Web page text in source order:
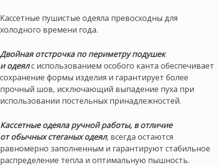
Кассетные пушистые одеяла превосходны для
холодного времени года.
Двойная отстрочка по периметру подушек
и одеялс использованием особого канта обеспечивает
сохранение формы изделия и гарантирует более
прочный шов, исключающий выпадение пуха при
использовании постельных принадлежностей.
Кассетные одеяла ручной работы, в отличие
от обычных стеганых одеял, всегда остаются
равномерно заполненным и гарантируют стабильное
распределение тепла и оптимальную пышность.